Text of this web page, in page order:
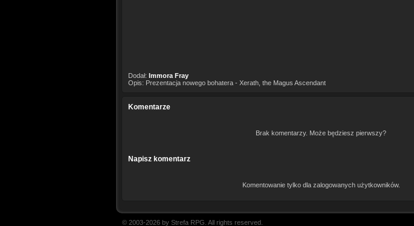
Dodał: Immora Fray
Opis: Prezentacja nowego bohatera - Xerath, the Magus Ascendant
Komentarze
Brak komentarzy. Może będziesz pierwszy?
Napisz komentarz
Komentowanie tylko dla zalogowanych użytkowników.
© 2003-2026 by Strefa RPG. All rights reserved.